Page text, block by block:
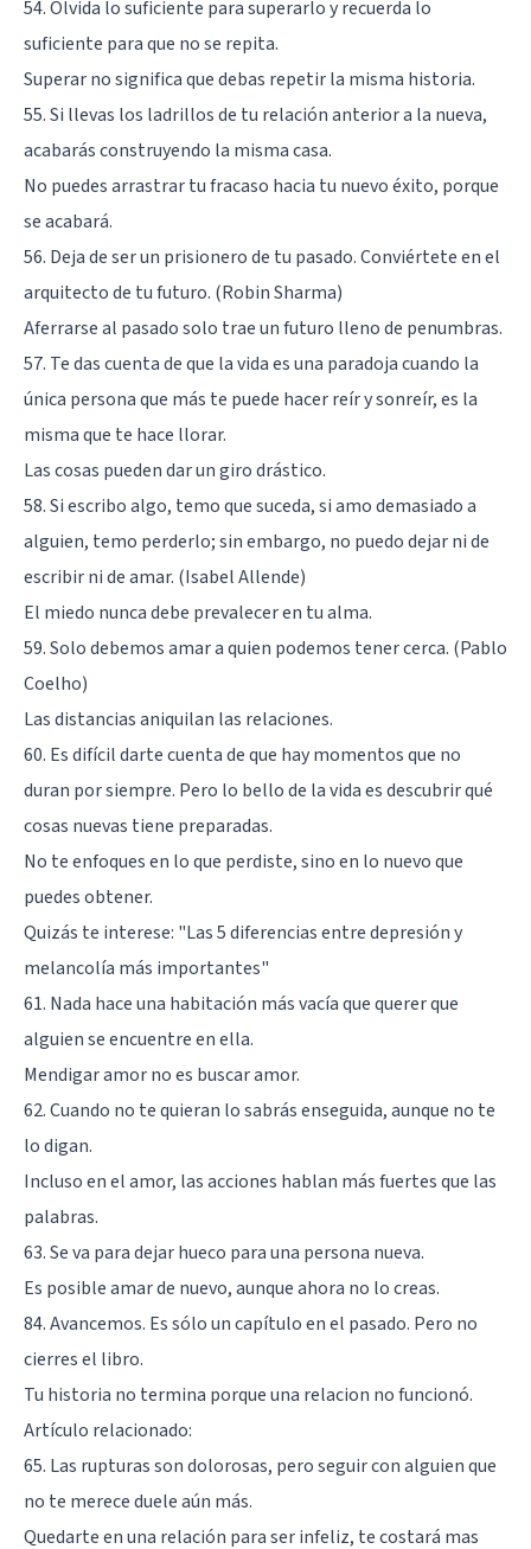
54. Olvida lo suficiente para superarlo y recuerda lo
suficiente para que no se repita.
Superar no significa que debas repetir la misma historia.
55. Si llevas los ladrillos de tu relación anterior a la nueva,
acabarás construyendo la misma casa.
No puedes arrastrar tu fracaso hacia tu nuevo éxito, porque
se acabará.
56. Deja de ser un prisionero de tu pasado. Conviértete en el
arquitecto de tu futuro. (Robin Sharma)
Aferrarse al pasado solo trae un futuro lleno de penumbras.
57. Te das cuenta de que la vida es una paradoja cuando la
única persona que más te puede hacer reír y sonreír, es la
misma que te hace llorar.
Las cosas pueden dar un giro drástico.
58. Si escribo algo, temo que suceda, si amo demasiado a
alguien, temo perderlo; sin embargo, no puedo dejar ni de
escribir ni de amar. (Isabel Allende)
El miedo nunca debe prevalecer en tu alma.
59. Solo debemos amar a quien podemos tener cerca. (Pablo
Coelho)
Las distancias aniquilan las relaciones.
60. Es difícil darte cuenta de que hay momentos que no
duran por siempre. Pero lo bello de la vida es descubrir qué
cosas nuevas tiene preparadas.
No te enfoques en lo que perdiste, sino en lo nuevo que
puedes obtener.
Quizás te interese: "Las 5 diferencias entre depresión y
melancolía más importantes"
61. Nada hace una habitación más vacía que querer que
alguien se encuentre en ella.
Mendigar amor no es buscar amor.
62. Cuando no te quieran lo sabrás enseguida, aunque no te
lo digan.
Incluso en el amor, las acciones hablan más fuertes que las
palabras.
63. Se va para dejar hueco para una persona nueva.
Es posible amar de nuevo, aunque ahora no lo creas.
84. Avancemos. Es sólo un capítulo en el pasado. Pero no
cierres el libro.
Tu historia no termina porque una relacion no funcionó.
Artículo relacionado:
65. Las rupturas son dolorosas, pero seguir con alguien que
no te merece duele aún más.
Quedarte en una relación para ser infeliz, te costará mas